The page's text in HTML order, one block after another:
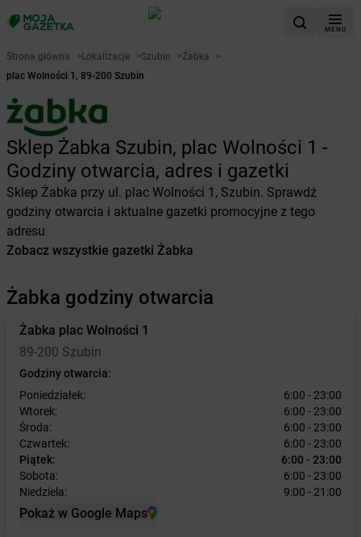
MENU
Strona główna >Lokalizacje >Szubin >Żabka
>
plac Wolności 1, 89-200 Szubin
Sklep Żabka Szubin, plac Wolności 1 -
Godziny otwarcia, adres i gazetki
Sklep Żabka przy ul. plac Wolności 1, Szubin. Sprawdź
godziny otwarcia i aktualne gazetki promocyjne z tego
adresu
Zobacz wszystkie gazetki Żabka
Żabka godziny otwarcia
Żabka plac Wolności 1
89-200 Szubin
Godziny otwarcia:
Poniedziałek:
6:00 - 23:00
Wtorek:
6:00 - 23:00
Środa:
6:00 - 23:00
Czwartek:
6:00 - 23:00
Piątek:
6:00 - 23:00
Sobota:
6:00 - 23:00
Niedziela:
9:00 - 21:00
Pokaż w Google Maps